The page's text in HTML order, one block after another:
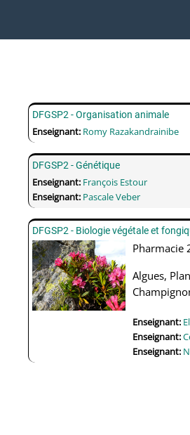
DFGSP2 - Organisation animale
Enseignant: Romy Razakandrainibe
DFGSP2 - Génétique
Enseignant: François Estour
Enseignant: Pascale Veber
DFGSP2 - Biologie végétale et
Pharmacie
Algues,
Enseignant:
Enseignant:
Enseignant: